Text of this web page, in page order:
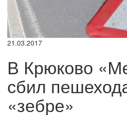
21.03.2017
В Крюково
сбил
«зебре»